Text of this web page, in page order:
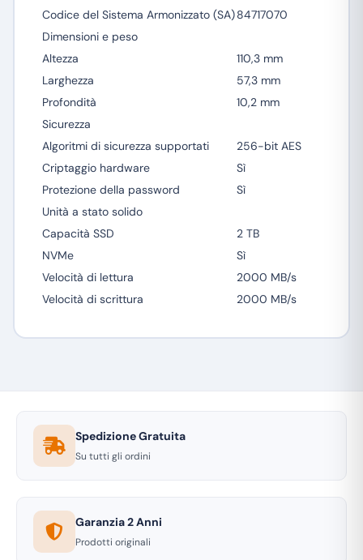
Codice del Sistema Armonizzato (SA)84717070
Dimensioni e peso
Altezza
110,3 mm
Larghezza
57,3 mm
Profondità
10,2 mm
Sicurezza
Algoritmi di sicurezza supportati
256-bit AES
Criptaggio hardware
Sì
Protezione della password
Sì
Unità a stato solido
Capacità SSD
2 TB
NVMe
Sì
Velocità di lettura
2000 MB/s
Velocità di scrittura
2000 MB/s
Spedizione Gratuita
Su tutti gli ordini
Garanzia 2 Anni
Prodotti originali